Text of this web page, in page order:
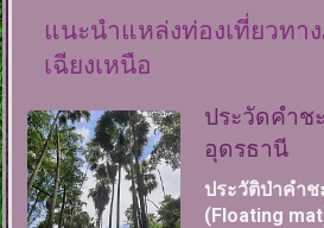
แนะนำแหล่งท่องเที่ยวทา
เฉียงเหนือ
ประวัดคำช
อุดรธานี
ประวัติป่าคำ
(Floating